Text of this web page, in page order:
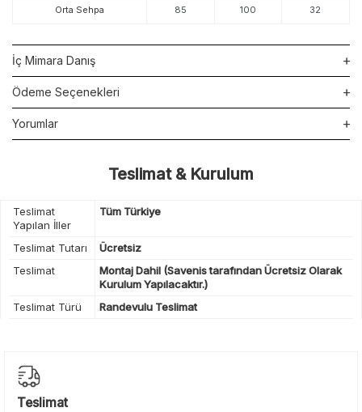
Orta Sehpa 85 100 32
İç Mimara Danış
Ödeme Seçenekleri
Yorumlar
Teslimat & Kurulum
Teslimat
Yapılan İller
Tüm Türkiye
Teslimat Tutarı
Ücretsiz
Teslimat
Montaj Dahil (Savenis tarafından Ücretsiz Olarak
Kurulum Yapılacaktır.)
Teslimat Türü
Randevulu Teslimat
Teslimat